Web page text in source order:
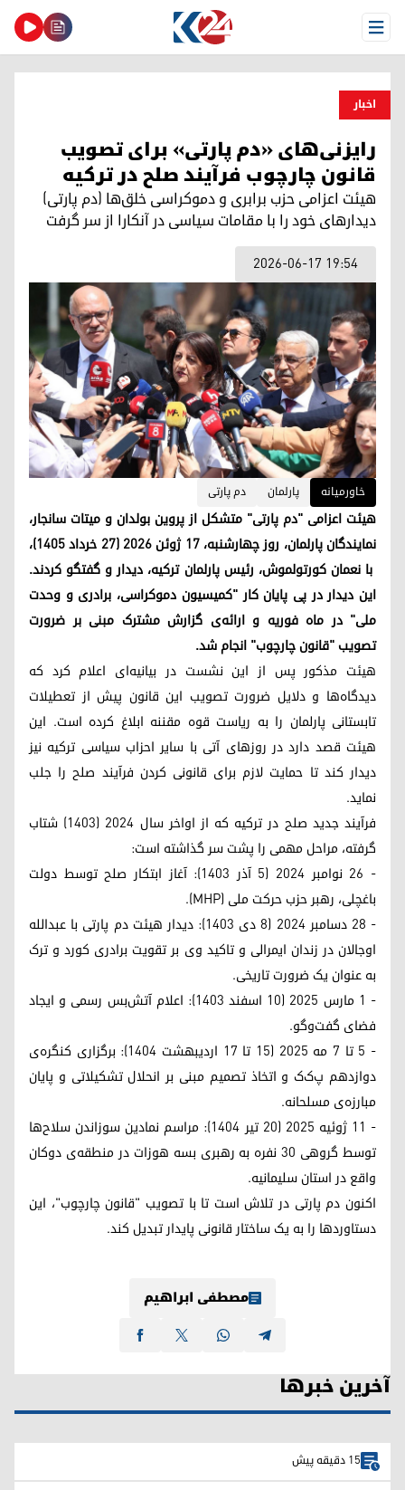
Open Menu
اخبار
رایزنی‌های «دم پارتی» برای تصویب
قانون چارچوب فرآیند صلح در ترکیه
هیئت اعزامی حزب برابری و دموکراسی خلق‌ها (دم پارتی)
دیدارهای خود را با مقامات سیاسی در آنکارا از سر گرفت
2026-06-17 19:54
خاورمیانه پارلمان دم پارتی
هیئت اعزامی "دم پارتی" متشکل از پروین بولدان و میتات سانجار،
نمایندگان پارلمان، روز چهارشنبه، ۱۷ ژوئن ۲۰۲۶ (۲۷ خرداد ۱۴۰۵)،
با نعمان کورتولموش، رئیس پارلمان ترکیه، دیدار و گفتگو کردند.
این دیدار در پی پایان کار "کمیسیون دموکراسی، برادری و وحدت
ملی" در ماه فوریه و ارائه‌ی گزارش مشترک مبنی بر ضرورت
تصویب "قانون چارچوب" انجام شد.
هیئت مذکور پس از این نشست در بیانیه‌ای اعلام کرد که
دیدگاه‌ها و دلایل ضرورت تصویب این قانون پیش از تعطیلات
تابستانی پارلمان را به ریاست قوه مقننه ابلاغ کرده است. این
هیئت قصد دارد در روزهای آتی با سایر احزاب سیاسی ترکیه نیز
دیدار کند تا حمایت لازم برای قانونی کردن فرآیند صلح را جلب
نماید.
فرآیند جدید صلح در ترکیه که از اواخر سال ۲۰۲۴ (۱۴۰۳) شتاب
گرفته، مراحل مهمی را پشت سر گذاشته است:
- ۲۶ نوامبر ۲۰۲۴ (۵ آذر ۱۴۰۳): آغاز ابتکار صلح توسط دولت
باغچلی، رهبر حزب حرکت ملی (MHP).
- ۲۸ دسامبر ۲۰۲۴ (۸ دی ۱۴۰۳): دیدار هیئت دم پارتی با عبدالله
اوجالان در زندان ایمرالی و تاکید وی بر تقویت برادری کورد و ترک
به عنوان یک ضرورت تاریخی.
- ۱ مارس ۲۰۲۵ (۱۰ اسفند ۱۴۰۳): اعلام آتش‌بس رسمی و ایجاد
فضای گفت‌وگو.
- ۵ تا ۷ مه ۲۰۲۵ (۱۵ تا ۱۷ اردیبهشت ۱۴۰۴): برگزاری کنگره‌ی
دوازدهم پ‌ک‌ک و اتخاذ تصمیم مبنی بر انحلال تشکیلاتی و پایان
مبارزه‌ی مسلحانه.
- ۱۱ ژوئیه ۲۰۲۵ (۲۰ تیر ۱۴۰۴): مراسم نمادین سوزاندن سلاح‌ها
توسط گروهی ۳۰ نفره به رهبری بسه هوزات در منطقه‌ی دوکان
واقع در استان سلیمانیه.
اکنون دم پارتی در تلاش است تا با تصویب "قانون چارچوب"، این
دستاوردها را به یک ساختار قانونی پایدار تبدیل کند.
مصطفی ابراهیم
آخرین خبرها
15 دقیقه پیش